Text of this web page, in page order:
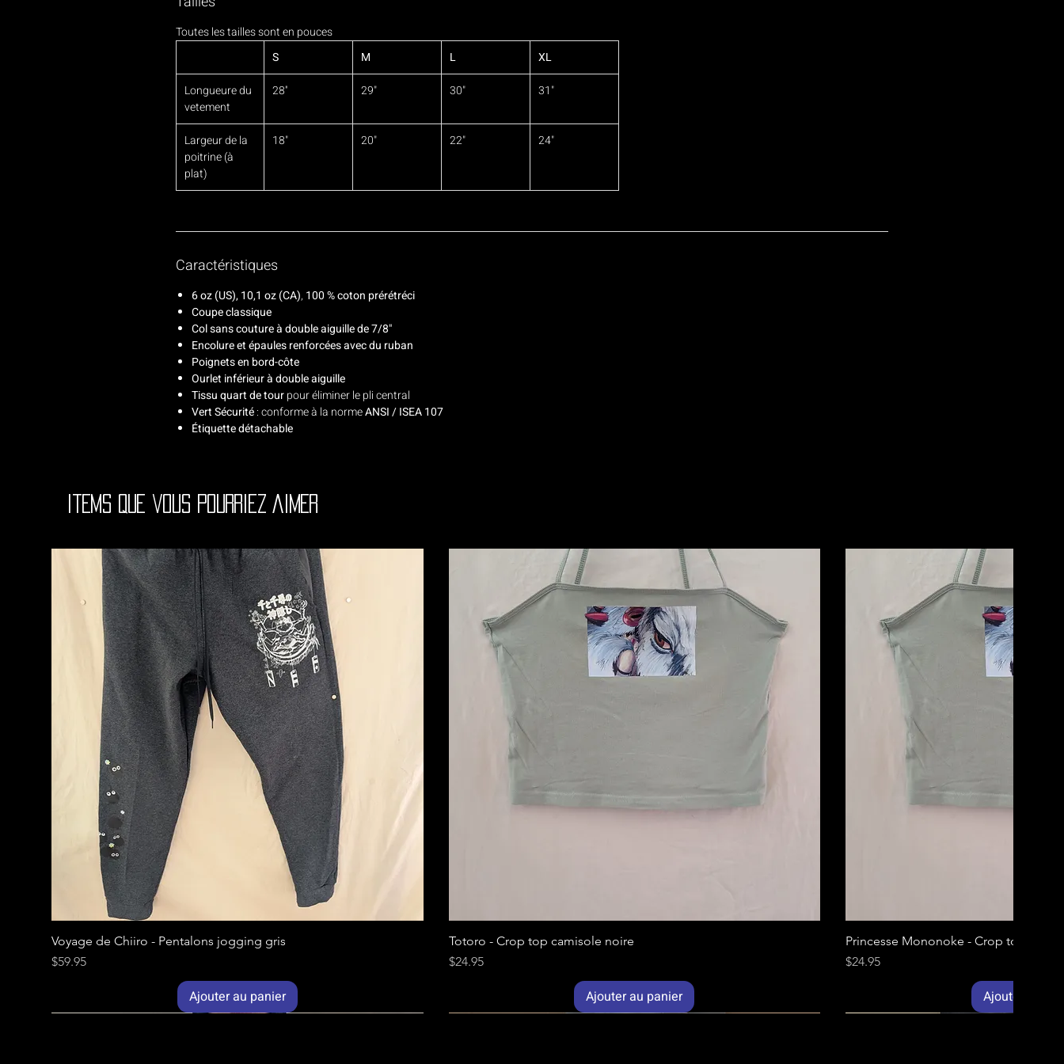
Toutes les tailles sont en pouces
S
M L
XL
Longueure du
vetement
28'' 29" 30" 31"
Largeur de la
poitrine (à
plat)
18" 20" 22" 24"
Caractéristiques
6 oz (US), 10,1 oz (CA), 100 % coton prérétréci
Coupe classique
Col sans couture à double aiguille de 7/8"
Encolure et épaules renforcées avec du ruban
Poignets en bord-côte
Ourlet inférieur à double aiguille
Tissu quart de tourpour éliminer le pli central
Vert Sécurité: conforme à la normeANSI / ISEA 107
Étiquette détachable
Items que vous pourriez aimer
Voyage de Chiiro - Pentalons jogging gris
Prix
$59.95
Ajouter au panier
Totoro - Crop top camisole noire
Prix
$24.95
Ajouter au panier
Princesse Mononoke - Crop top
Prix
$24.95
Ajouter au